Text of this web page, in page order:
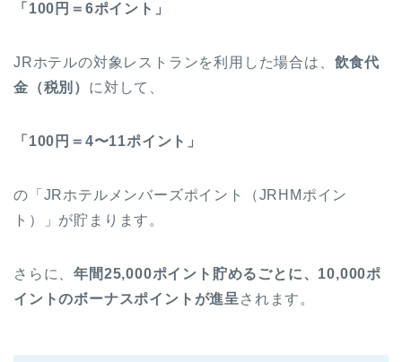
「100円＝6ポイント」
JRホテルの対象レストランを利用した場合は、 飲食代
金（税別） に対して、
「100円＝4〜11ポイント」
の「JRホテルメンバーズポイント（JRHMポイン
ト）」が貯まります。
さらに、年間25,000ポイント貯めるごとに、10,000ポ
イントのボーナスポイントが進呈 されます。